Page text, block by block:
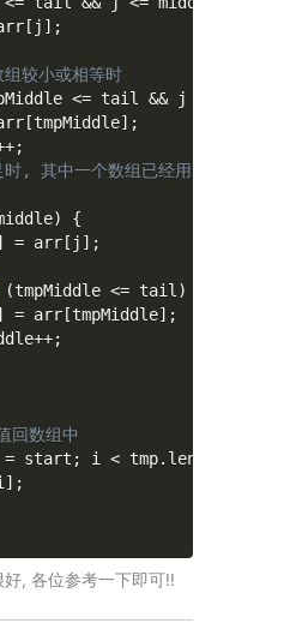
[ j ] ;
较小或相等时
<= tail && j
[tmpMiddle] ;
;
, 其中一个数组已经用尽了
)
{
= arr[ j ] ;
(tmpMiddle <= tail )
= arr[tmpMiddle] ;
++;
回数组中
= start ; i < tmp. length
] ;
, 各位参考一下即可!!